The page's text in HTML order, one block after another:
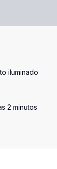
iluminado
2 minutos